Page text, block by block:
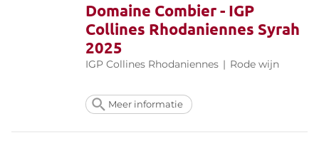
Domaine Combier - IGP
Collines Rhodaniennes Syrah
2025
IGP Collines Rhodaniennes | Rode wijn
Meer informatie